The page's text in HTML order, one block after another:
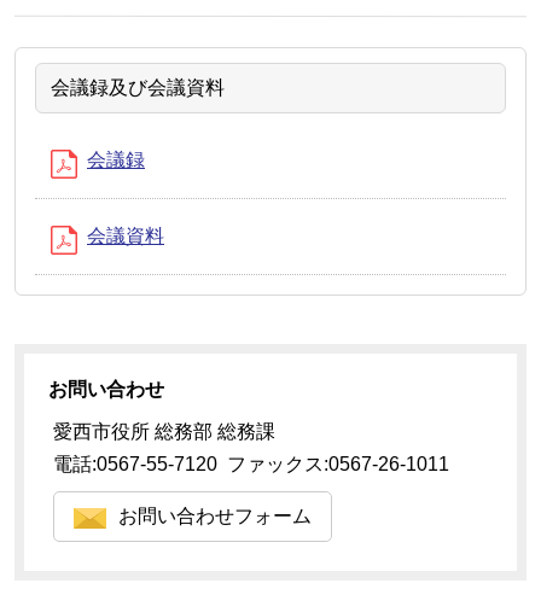
会議録及び会議資料
会議録
会議資料
お問い合わせ
愛西市役所 総務部 総務課
電話:0567-55-7120 ファックス:0567-26-1011
お問い合わせフォーム